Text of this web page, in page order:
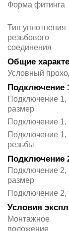
Форма фитинга
Тип уплотнения
резьбового
соединения
Общие
Условный
Подключение
Подключение 1,
размер
Подключение 1,
Подключение 1,
резьбы
Подключение
Подключение 2,
размер
Подключение 2,
Условия
Монтажное
положение